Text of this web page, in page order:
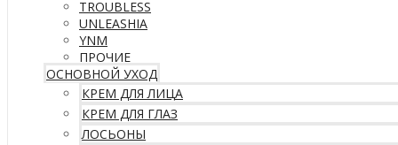
TROUBLESS
UNLEASHIA
YNM
ПРОЧИЕ
ОСНОВНОЙ УХОД
КРЕМ ДЛЯ ЛИЦА
КРЕМ ДЛЯ ГЛАЗ
ЛОСЬОНЫ